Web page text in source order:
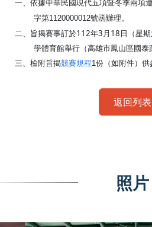
一、依據中華民國現代五項暨冬季兩項
字第1120000012號函辦理。
二、旨揭賽事訂於112年3月18日（星
學體育館舉行（高雄市鳳山區國泰
三、檢附旨揭競賽規程1份（如附件）供
返回列表
照片